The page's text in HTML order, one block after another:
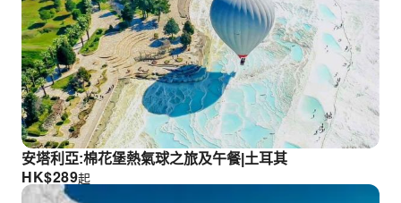
安塔利亞:棉花堡熱氣球之旅及午餐|土耳其
HK$289起